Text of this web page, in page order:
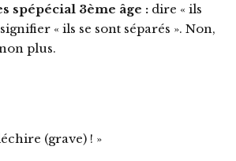
spépécial 3ème âge : dire « ils
« ils se sont séparés ». Non,
plus.
(grave) ! »